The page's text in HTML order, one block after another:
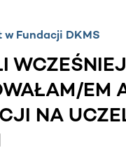
Fundacji DKMS
WCZEŚNIEJ
EM
NA